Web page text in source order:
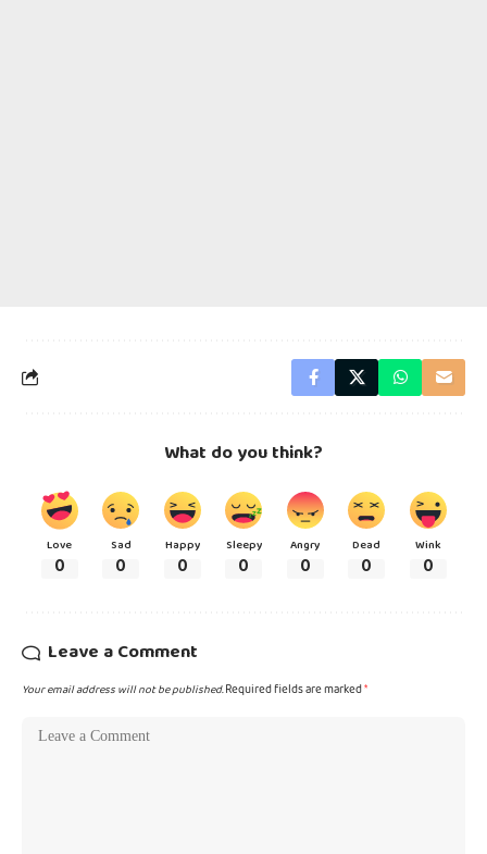
What do you think?
Love
0
Sad
0
Happy
0
Sleepy
0
Angry
0
Dead
0
Wink
0
Leave a Comment
Your email address will not be published.Required fields are marked*